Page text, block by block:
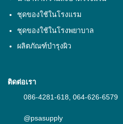
ชุดของใช้ในโรงแรม
ชุดของใช้ในโรงพยาบาล
ผลิตภัณฑ์บำรุงผิว
ติดต่อเรา
086-4281-618 064-626-6579
@psasupply